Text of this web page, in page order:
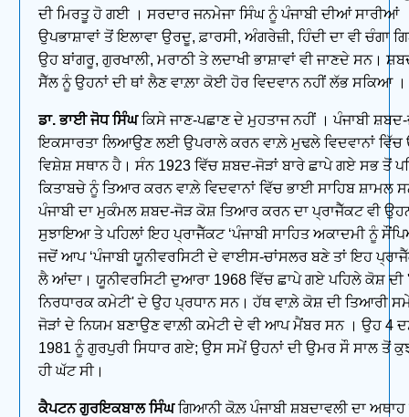
ਦੀ ਮਿਰਤੂ ਹੋ ਗਈ । ਸਰਦਾਰ ਜਨਮੇਜਾ ਸਿੰਘ ਨੂੰ ਪੰਜਾਬੀ ਦੀਆਂ ਸਾਰੀਆਂ
ਉਪਭਾਸ਼ਾਵਾਂ ਤੋਂ ਇਲਾਵਾ ਉਰਦੂ, ਫ਼ਾਰਸੀ, ਅੰਗਰੇਜ਼ੀ, ਹਿੰਦੀ ਦਾ ਵੀ ਚੰਗਾ
ਉਹ ਬਾਂਗਰੂ, ਗੁਰਖਾਲੀ, ਮਰਾਠੀ ਤੇ ਲਦਾਖੀ ਭਾਸ਼ਾਵਾਂ ਵੀ ਜਾਣਦੇ ਸਨ।
ਸੈੱਲ ਨੂੰ ਉਹਨਾਂ ਦੀ ਥਾਂ ਲੈਣ ਵਾਲ਼ਾ ਕੋਈ ਹੋਰ ਵਿਦਵਾਨ ਨਹੀਂ ਲੱਭ ਸਕਿਆ ।
ਡਾ. ਭਾਈ ਜੋਧ ਸਿੰਘਕਿਸੇ ਜਾਣ-ਪਛਾਣ ਦੇ ਮੁਹਤਾਜ ਨਹੀਂ । ਪੰਜਾਬੀ ਸ਼ਬਦ-
ਇਕਸਾਰਤਾ ਲਿਆਉਣ ਲਈ ਉਪਰਾਲੇ ਕਰਨ ਵਾਲ਼ੇ ਮੁਢਲੇ ਵਿਦਵਾਨਾਂ ਵਿੱਚ
ਵਿਸ਼ੇਸ਼ ਸਥਾਨ ਹੈ। ਸੰਨ 1923 ਵਿੱਚ ਸ਼ਬਦ-ਜੋੜਾਂ ਬਾਰੇ ਛਾਪੇ ਗਏ ਸਭ ਤੋਂ
ਕਿਤਾਬਚੇ ਨੂੰ ਤਿਆਰ ਕਰਨ ਵਾਲ਼ੇ ਵਿਦਵਾਨਾਂ ਵਿੱਚ ਭਾਈ ਸਾਹਿਬ ਸ਼ਾਮਲ
ਪੰਜਾਬੀ ਦਾ ਮੁਕੰਮਲ ਸ਼ਬਦ-ਜੋੜ ਕੋਸ਼ ਤਿਆਰ ਕਰਨ ਦਾ ਪ੍ਰਾਜੈੱਕਟ ਵੀ
ਸੁਝਾਇਆ ਤੇ ਪਹਿਲਾਂ ਇਹ ਪ੍ਰਾਜੈੱਕਟ ‘ਪੰਜਾਬੀ ਸਾਹਿਤ ਅਕਾਦਮੀ ਨੂੰ
ਜਦੋਂ ਆਪ ‘ਪੰਜਾਬੀ ਯੂਨੀਵਰਸਿਟੀ ਦੇ ਵਾਈਸ-ਚਾਂਸਲਰ ਬਣੇ ਤਾਂ ਇਹ
ਲੈ ਆਂਦਾ। ਯੂਨੀਵਰਸਿਟੀ ਦੁਆਰਾ 1968 ਵਿੱਚ ਛਾਪੇ ਗਏ ਪਹਿਲੇ ਕੋਸ਼
ਨਿਰਧਾਰਕ ਕਮੇਟੀ' ਦੇ ਉਹ ਪ੍ਰਧਾਨ ਸਨ। ਹੱਥ ਵਾਲ਼ੇ ਕੋਸ਼ ਦੀ ਤਿਆਰੀ
ਜੋੜਾਂ ਦੇ ਨਿਯਮ ਬਣਾਉਣ ਵਾਲ਼ੀ ਕਮੇਟੀ ਦੇ ਵੀ ਆਪ ਮੈਂਬਰ ਸਨ । ਉਹ 4
1981 ਨੂੰ ਗੁਰਪੁਰੀ ਸਿਧਾਰ ਗਏ; ਉਸ ਸਮੇਂ ਉਹਨਾਂ ਦੀ ਉਮਰ ਸੌ ਸਾਲ ਤੋਂ
ਹੀ ਘੱਟ ਸੀ।
ਕੈਪਟਨ ਗੁਰਇਕਬਾਲ ਸਿੰਘਗਿਆਨੀ ਕੋਲ਼ ਪੰਜਾਬੀ ਸ਼ਬਦਾਵਲੀ ਦਾ ਅਥਾਹ